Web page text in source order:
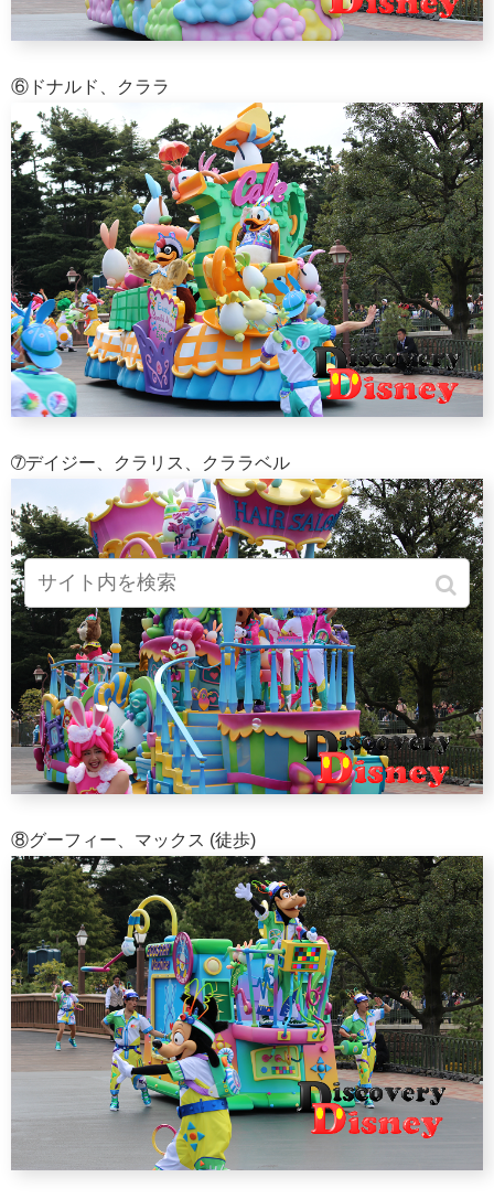
⑥ドナルド、クララ
➆デイジー、クラリス、クララベル
⑧グーフィー、マックス (徒歩)